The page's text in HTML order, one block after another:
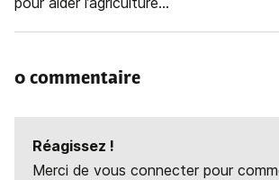
0 commentaire
Réagissez !
Merci de vous connecter pour